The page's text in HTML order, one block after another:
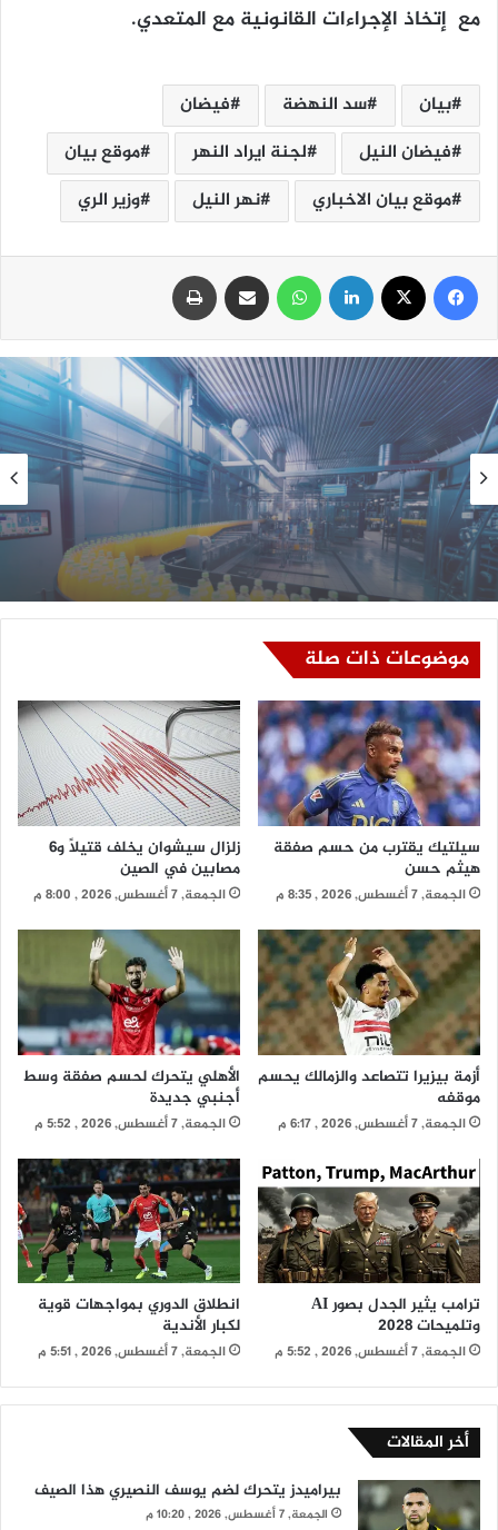
مع إتخاذ الإجراءات القانونية مع المتعدي.
بيان سد النهضة
فيضان
فيضان النيل
لجنة ايراد النهر
موقع بيان
موقع بيان الاخباري
نهر النيل وزير الري
فيسبوك لينكدإن واتساب مشاركة عبر البريد
اقتصاد
الجمعة, 7 أغسطس, 2026 , 10:40 م
سوق العصائر يسجل مبيعات قوية خلال الصيف
موضوعات ذات صلة
سيلتيك يقترب من حسم صفقة
هيثم حسن
الجمعة, 7 أغسطس, 2026 , 8:35 م
زلزال سيشوان يخلف قتيلًا و6
مصابين في الصين
الجمعة, 7 أغسطس, 2026 , 8:00 م
أزمة بيزيرا تتصاعد والزمالك يحسم
موقفه
الجمعة, 7 أغسطس, 2026 , 6:17 م
الأهلي يتحرك لحسم صفقة وسط
أجنبي جديدة
الجمعة, 7 أغسطس, 2026 , 5:52 م
ترامب يثير الجدل بصور AI
وتلميحات 2028
الجمعة, 7 أغسطس, 2026 , 5:52 م
انطلاق الدوري بمواجهات قوية
لكبار الأندية
الجمعة, 7 أغسطس, 2026 , 5:51 م
أخر المقالات
بيراميدز يتحرك لضم يوسف النصيري هذا الصيف
الجمعة, 7 أغسطس, 2026 , 10:20 م